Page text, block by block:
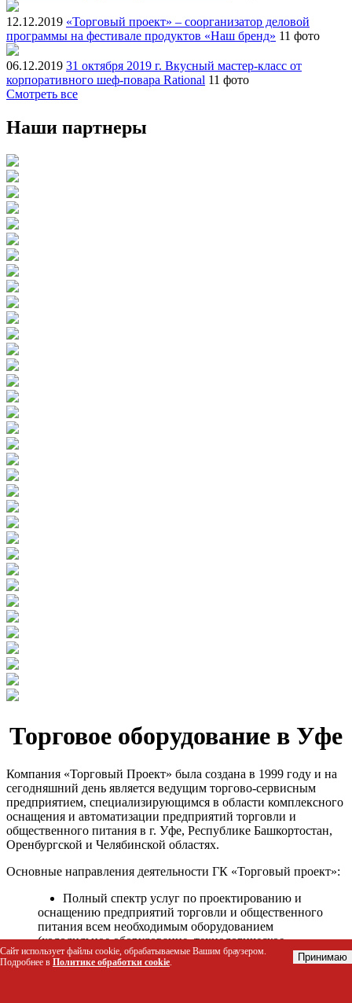
12.12.2019 «Торговый проект» – соорганизатор деловой
программы на фестивале продуктов «Наш бренд» 11 фото
06.12.2019 31 октября 2019 г. Вкусный мастер-класс от
корпоративного шеф-повара Rational 11 фото
Смотреть все
Наши партнеры
Торговое оборудование в Уфе
Компания «Торговый Проект» была создана в 1999 году и на
сегодняшний день является ведущим торгово-сервисным
предприятием, специализирующимся в области комплексного
оснащения и автоматизации предприятий торговли и
общественного питания в г. Уфе, Республике Башкортостан,
Оренбургской и Челябинской областях.
Основные направления деятельности ГК «Торговый проект»:
Полный спектр услуг по проектированию и
оснащению предприятий торговли и общественного
питания всем необходимым оборудованием
(холодильное оборудование, технологическое
оборудование, стеллажное оборудование и т.д.);
Автоматизация торговых процессов и внедрения
Сайт использует файлы cookie, обрабатываемые Вашим браузером.
Подробнее в Политике обработки cookie. Принимаю